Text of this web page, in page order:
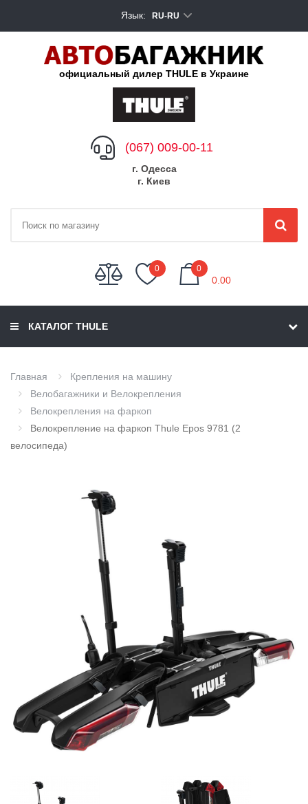
Язык: RU-RU
официальный дилер THULE в Украине
(067) 009-00-11
г. Одесса
г. Киев
0 0
0.00
КАТАЛОГ THULE
Главная
Крепления на машину
Велобагажники и Велокрепления
Велокрепления на фаркоп
Велокрепление на фаркоп Thule Epos 9781 (2
велосипеда)